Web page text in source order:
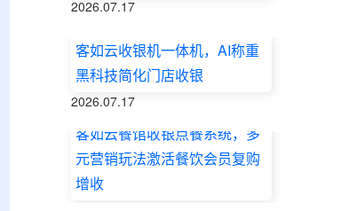
2026.07.17
客如云收银机一体机，AI称重
黑科技简化门店收银
2026.07.17
客如云餐馆收银点餐系统，多
元营销玩法激活餐饮会员复购
增收